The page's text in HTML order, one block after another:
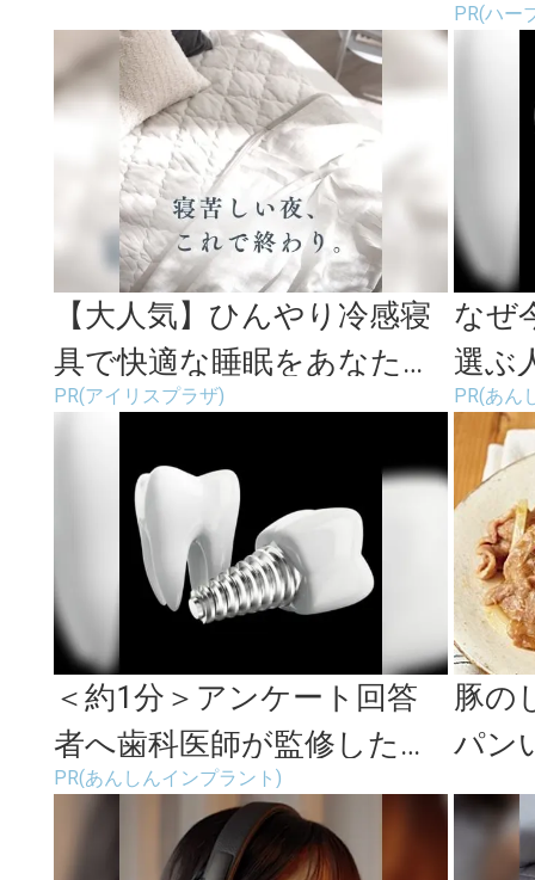
短レシピ＜3選＞
PR(ハー
【大人気】ひんやり冷感寝
具で快適な睡眠をあなた
に。
PR(アイリスプラザ)
なぜ
選ぶ
の方
放置
PR(あん
＜約1分＞アンケート回答
者へ歯科医師が監修したガ
イドブックをプレゼント。
PR(あんしんインプラント)
豚の
パン
ーツ
れる